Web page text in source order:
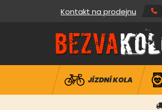
Kontakt na prodejnu
JÍZDNÍ KOLA